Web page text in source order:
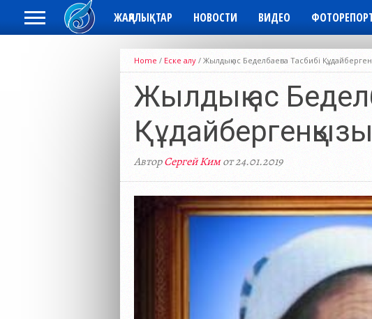
ЖАҢАЛЫҚТАР НОВОСТИ ВИДЕО
Home / Еске алу / Жылдық ас Беделбаева Тасбибі
Жылдық ас
Құдайбергенқызы
АвторСергей Кимот 24.01.2019